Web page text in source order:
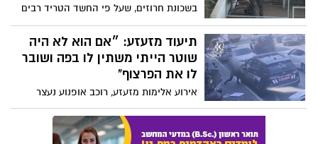
בשכונת חרוזים, שעל פי החשד הטריד רבים
מתושבי השכונה
תיעוד מזעזע: ״אם הוא לא היה
שוטר הייתי משתין לו בפה ושובר
לו את הפרצוף"
אירוע אלימות מזעזע, רוכב אופנוע נעצר
בסמוך לאצטדיון רמת גן לאחר שרכב בפרעות
על אופנוע ללא רישיון. ביום למחרת ניקב את
צמיגי ניידת משטרה ברמת גן